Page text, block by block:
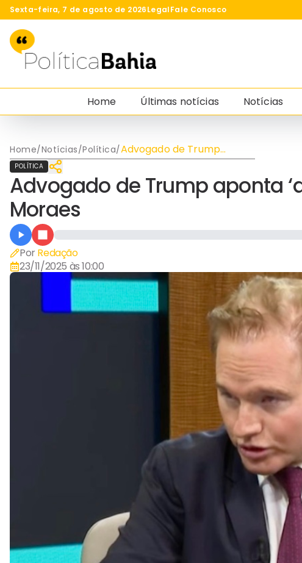
Sexta-feira, 7 de agosto de 2026LegalFale Conosco
Home Últimas notícias Notícias
Home/Notícias/Política/Advogado de Trump
aponta ‘abusos históricos’
POLÍTICA
Advogado de Trump aponta
Moraes
Por Redação
23/11/2025 às 10:00